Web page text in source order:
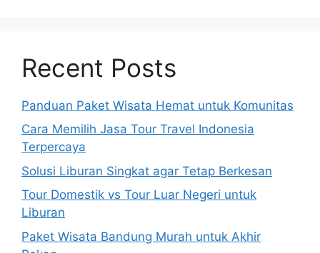
Recent Posts
Panduan Paket Wisata Hemat untuk Komunitas
Cara Memilih Jasa Tour Travel Indonesia
Terpercaya
Solusi Liburan Singkat agar Tetap Berkesan
Tour Domestik vs Tour Luar Negeri untuk
Liburan
Paket Wisata Bandung Murah untuk Akhir